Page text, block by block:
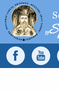
Sari la conținutul
Main